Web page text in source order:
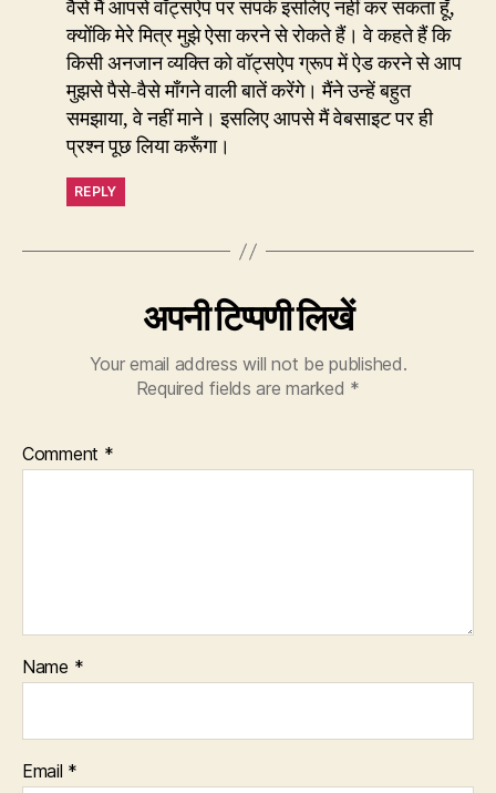
वैसे मैं आपसे वॉट्सऐप पर संपर्क इसलिए नहीं कर सकता हूँ,
क्योंकि मेरे मित्र मुझे ऐसा करने से रोकते हैं। वे कहते हैं कि
किसी अनजान व्यक्ति को वॉट्सऐप ग्रूप में ऐड करने से आप
मुझसे पैसे-वैसे माँगने वाली बातें करेंगे। मैंने उन्हें बहुत
समझाया, वे नहीं माने। इसलिए आपसे मैं वेबसाइट पर ही
प्रश्न पूछ लिया करूँगा।
REPLY
अपनी टिप्पणी लिखें
Your email address will not be published.
Required fields are marked *
Comment *
Name *
Email *